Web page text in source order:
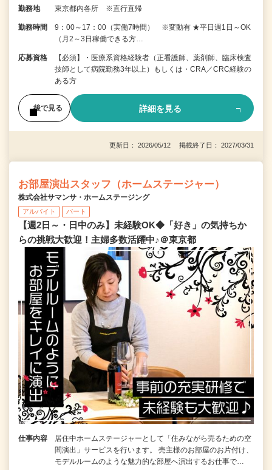
勤務地 東京都内各所 ※直行直帰
勤務時間
9：00～17：00（実働7時間） ※変動有 ★平日週1日～OK
（月2～3日稼働できる方…
応募資格
【必須】・医療系資格経験者（正看護師、薬剤師、臨床検査
技師として病院勤務3年以上）もしくは・CRA／CRC経験の
ある方
後で見る 詳細を見る
更新日： 2026/05/12 掲載終了日： 2027/03/31
お部屋演出スタッフ（ホームステージャー）
株式会社サマンサ・ホームステージング
アルバイト パート
【週2日～・日中のみ】未経験OK◆「好き」の気持ちか
らの挑戦大歓迎！主婦多数活躍中♪＠東京都
仕事内容
居住中ホームステージャーとして「住みながら売るための空
間演出」サービスを行います。 売主様のお部屋のお片付け、
モデルルームのような魅力的な部屋へ演出するお仕事で…